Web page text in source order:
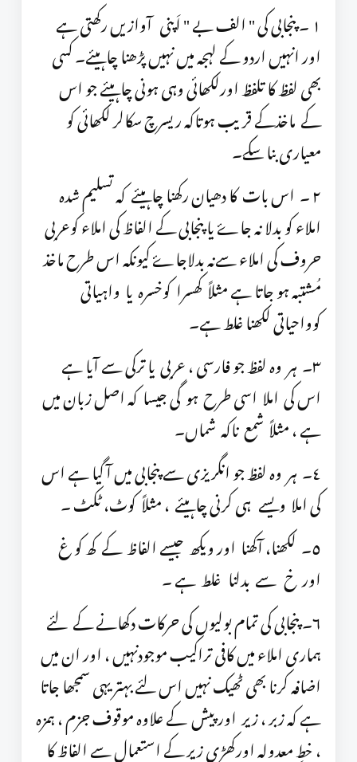
١ ۔ پنجابی کی " الف بے " اَپنی آوازیں رکھتی ہے
اور انہیں اردو کے لہجہ میں نہیں پڑھنا چاہیئے۔ کسی
بھی لفظ کا تلفظ اورلکھائی وہی ہونی چاہیئے جو اس
کے ماخذکے قریب ہوتاکہ ریسرچ سکالر لکھائی کو
معیاری بنا سکے۔
٢ ۔ اس بات کا دھیان رکھنا چاہیئے کہ تسلیم شدہ
املاء کو بدلا نہ جاۓ یا پنجابی کے الفاظ کی املاء کوعربی
حروف کی املاء سےنہ بدلاجاۓ کیونکہ اس طرح ماخذ
مُشتبہ ہو جاتا ہے مثلاً کھسرا کوخسرہ یا واہیاتی
کوواحیاتی لکھنا غلط ہے۔
٣۔ ہر وہ لفظ جو فارسی ، عربی یا ترکی سے آیا ہے
اس کی املا اسی طرح ہو گی جیسا کہ اصل زبان میں
ہے ، مثلاً شمع ناکہ شماں۔
٤۔ ہر وہ لفظ جو انگریزی سے پنجابی میں آ گیا ہے اس
کی املا ویسے ہی کرنی چاہیئے ، مثلاً کوٹ، ٹکٹ ۔
٥۔ لکھنا، آکھنا اور ویکھ جیسے الفاظ کے کھ کو غ
اور خ سے بدلنا غلط ہے ۔
٦۔ پنجابی کی تمام بولیوں کی حرکات دکھانے کے لئے
ہماری املاء میں کافی تراکیب موجودنہیں ، اور ان میں
اضافہ کرنا بھی ٹھیک نہیں اس لئے بہتر یہی سمجھا جاتا
ہے کہ زبر ، زیر اور پیش کے علاوہ موقوف جزم ، ہمزہ
، خطِ معدولہ اورکھڑی زیر کے استعمال سے الفاظ کا